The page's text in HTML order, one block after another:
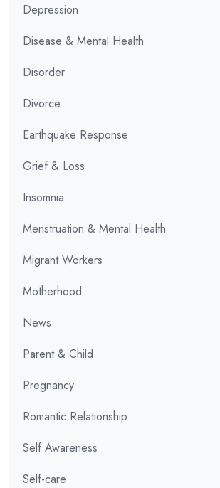
Depression
Disease & Mental Health
Disorder
Divorce
Earthquake Response
Grief & Loss
Insomnia
Menstruation & Mental Health
Migrant Workers
Motherhood
News
Parent & Child
Pregnancy
Romantic Relationship
Self Awareness
Self-care